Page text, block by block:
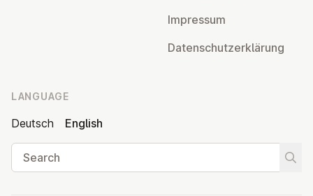
Impressum
Datens­chutzerklärung
LANGUAGE
Deutsch
English
Search